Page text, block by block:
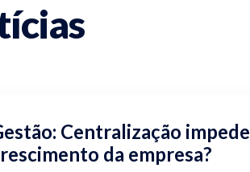
Centralização impede
da empresa?